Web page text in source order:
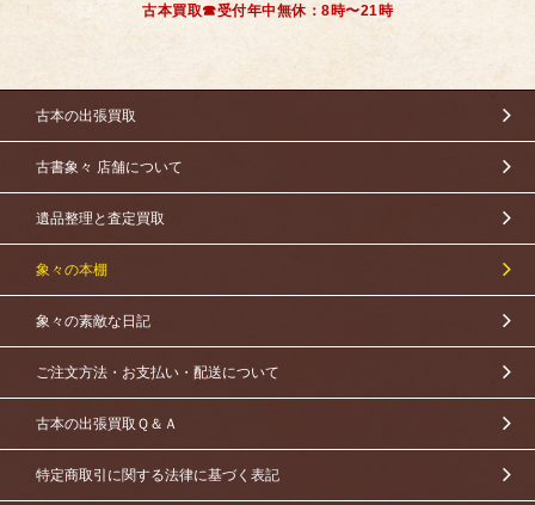
古本買取☎受付年中無休：8時〜21時
古本の出張買取
古書象々 店舗について
遺品整理と査定買取
象々の本棚
象々の素敵な日記
ご注文方法・お支払い・配送について
古本の出張買取Ｑ＆Ａ
特定商取引に関する法律に基づく表記